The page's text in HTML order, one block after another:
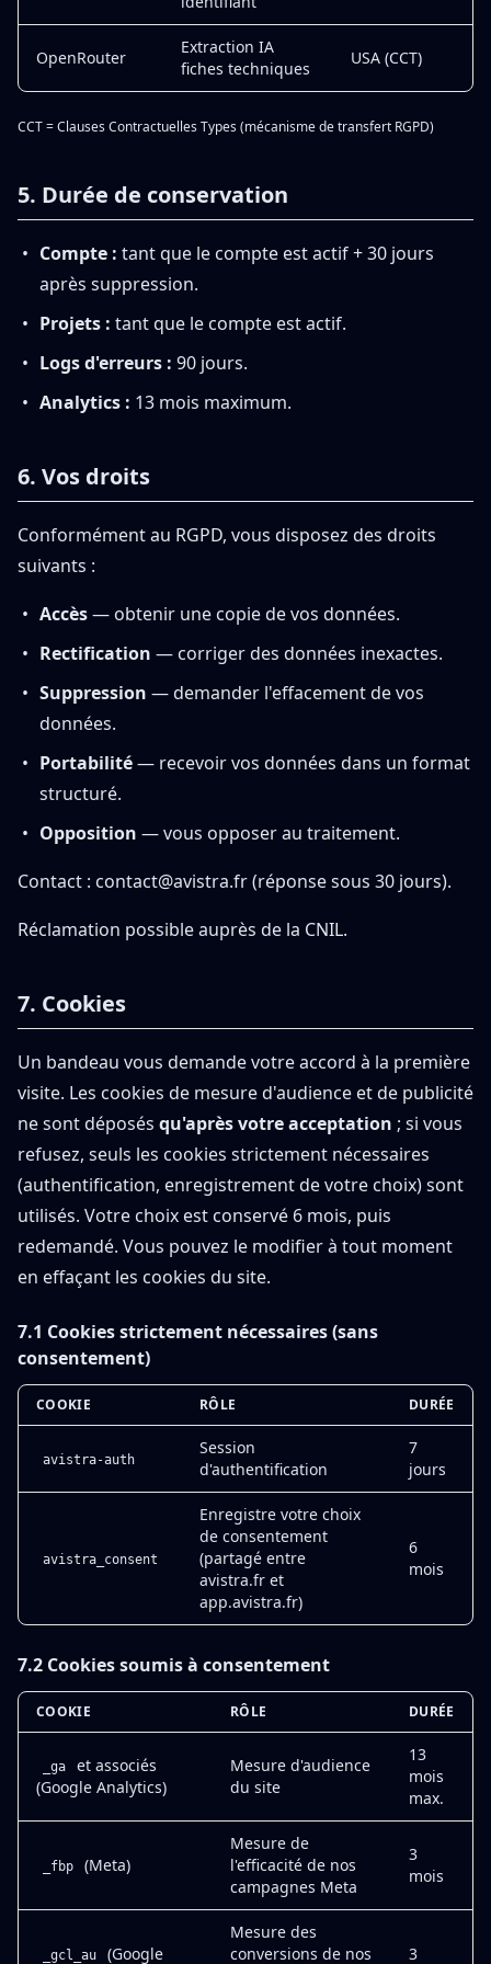
OpenRouter
Extraction IA
fiches techniques
USA (CCT)
CCT = Clauses Contractuelles Types (mécanisme de transfert RGPD)
5. Durée de conservation
Compte : tant que le compte est actif + 30 jours
après suppression.
Projets : tant que le compte est actif.
Logs d'erreurs : 90 jours.
Analytics : 13 mois maximum.
6. Vos droits
Conformément au RGPD, vous disposez des droits
suivants :
Accès— obtenir une copie de vos données.
Rectification — corriger des données inexactes.
Suppression — demander l'effacement de vos
données.
Portabilité— recevoir vos données dans un format
structuré.
Opposition — vous opposer au traitement.
Contact : contact@avistra.fr(réponse sous 30 jours).
Réclamation possible auprès de la CNIL.
7. Cookies
Un bandeau vous demande votre accord à la première
visite. Les cookies de mesure d'audience et de publicité
ne sont déposés qu'après votre acceptation ; si vous
refusez, seuls les cookies strictement nécessaires
(authentification, enregistrement de votre choix) sont
utilisés. Votre choix est conservé 6 mois, puis
redemandé. Vous pouvez le modifier à tout moment
en effaçant les cookies du site.
7.1 Cookies strictement nécessaires (sans
consentement)
COOKIE RÔLE DURÉE
avistra-auth
Session
d'authentification
7
jours
avistra_consent
Enregistre votre choix
de consentement
(partagé entre
avistra.fr et
app.avistra.fr)
6
mois
7.2 Cookies soumis à consentement
COOKIE RÔLE DURÉE
_ga
et associés
(Google Analytics)
Mesure d'audience
du site
13
mois
max.
_fbp (Meta)
Mesure de
l'efficacité de nos
campagnes Meta
3
mois
_gcl_au (Google
Mesure des
conversions de nos
3